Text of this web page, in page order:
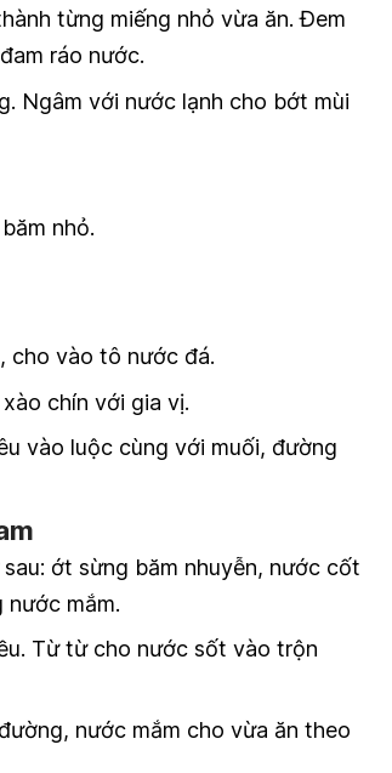
từng miếng nhỏ vừa ăn. Đem
ráo nước.
Ngâm với nước lạnh cho bớt mùi
nhỏ.
cho vào tô nước đá.
chín với gia vị.
vào luộc cùng với muối, đường
ớt sừng băm nhuyễn, nước cốt
nước mắm.
Từ từ cho nước sốt vào trộn
nước mắm cho vừa ăn theo